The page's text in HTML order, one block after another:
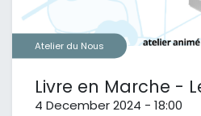
Atelier du Nous
4 December 2024 - 18:00